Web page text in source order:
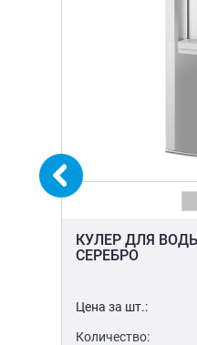
КУЛЕР ДЛЯ ВОДЫ
СЕРЕБРО
Цена за шт.:
Количество: